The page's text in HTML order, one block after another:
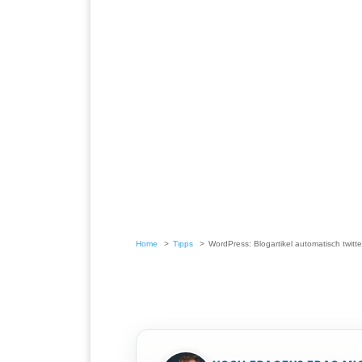
Home Tipps WordPress: Blogartikel automatisch